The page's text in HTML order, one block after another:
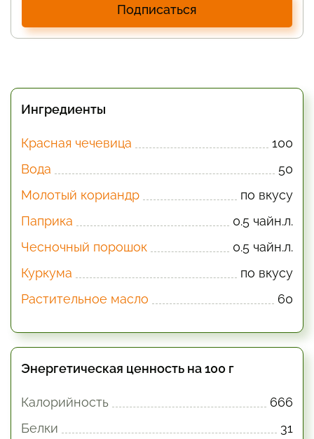
Подписаться
Ингредиенты
Красная чечевица
100
Вода
50
Молотый кориандр
по вкусу
Паприка
0.5 чайн.л.
Чесночный порошок
0.5 чайн.л.
Куркума
по вкусу
Растительное масло
60
Энергетическая ценность на 100 г
Калорийность
666
Белки
31